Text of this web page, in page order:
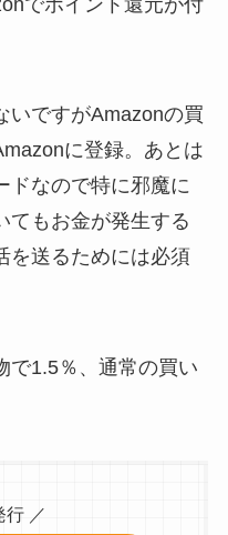
いですがAmazonの買
に登録。あとは
ドなので特に邪魔に
てもお金が発生する
を送るためには必須
で1.5％、通常の買い
行 ／